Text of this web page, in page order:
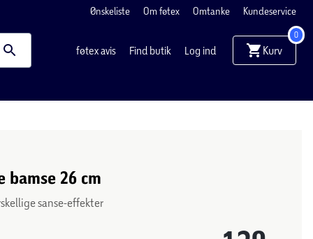
Ønskeliste Om føtex Omtanke Kundeservice
føtex avis Find butik Log ind Kurv
0
bamse 26 cm
sanse-effekter